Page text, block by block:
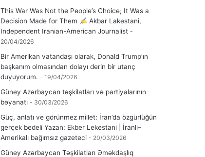
This War Was Not the People’s Choice; It Was a
Decision Made for Them
Akbar Lakestani,
Independent Iranian-American Journalist
20/04/2026
Bir Amerikan vatandaşı olarak, Donald Trump’ın
başkanım olmasından dolayı derin bir utanç
duyuyorum.
19/04/2026
Güney Azərbaycan təşkilatları və partiyalarının
bəyanatı
30/03/2026
Güç, anlatı ve görünmez millet: İran’da özgürlüğün
gerçek bedeli Yazan: Ekber Lekestani | İranlı–
Amerikalı bağımsız gazeteci
20/03/2026
Güney Azərbaycan Təşkilatları Əməkdaşlıq